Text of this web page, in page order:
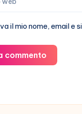
il mio nome, email
commento